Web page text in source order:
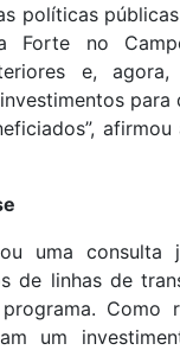
políticas
Forte no
e,
para
uma consulta
de linhas de
Como
um